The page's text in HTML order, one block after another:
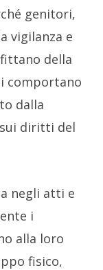
genitori,
vigilanza e
della
comportano
dalla
diritti del
negli atti e
i
alla loro
fisico,